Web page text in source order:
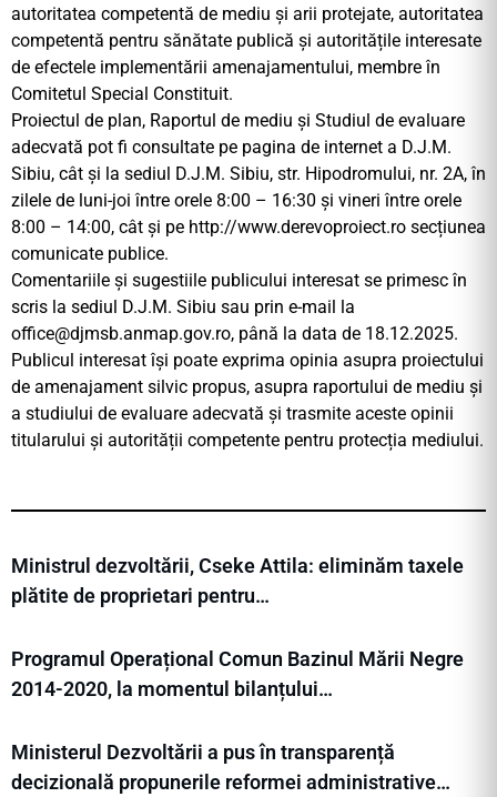
autoritatea competentă de mediu și arii protejate, autoritatea
competentă pentru sănătate publică și autoritățile interesate
de efectele implementării amenajamentului, membre în
Comitetul Special Constituit.
Proiectul de plan, Raportul de mediu și Studiul de evaluare
adecvată pot fi consultate pe pagina de internet a D.J.M.
Sibiu, cât și la sediul D.J.M. Sibiu, str. Hipodromului, nr. 2A, în
zilele de luni-joi între orele 8:00 – 16:30 și vineri între orele
8:00 – 14:00, cât și pe http://www.derevoproiect.ro secțiunea
comunicate publice.
Comentariile și sugestiile publicului interesat se primesc în
scris la sediul D.J.M. Sibiu sau prin e-mail la
office@djmsb.anmap.gov.ro, până la data de 18.12.2025.
Publicul interesat își poate exprima opinia asupra proiectului
de amenajament silvic propus, asupra raportului de mediu și
a studiului de evaluare adecvată și trasmite aceste opinii
titularului și autorității competente pentru protecția mediului.
Ministrul dezvoltării, Cseke Attila: eliminăm taxele
plătite de proprietari pentru…
Programul Operațional Comun Bazinul Mării Negre
2014-2020, la momentul bilanțului…
Ministerul Dezvoltării a pus în transparență
decizională propunerile reformei administrative…